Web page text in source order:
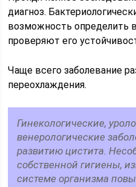
диагноз.
возможность определить
проверяют его
Чаще всего заболевание
переохлаждения.
Гинекологические,
венерологические
развитию цистита.
собственной гигиены,
системе организма